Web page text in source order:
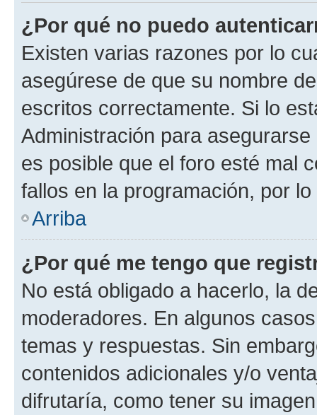
¿Por qué no puedo
Existen varias razones por lo
asegúrese de que su nombre
escritos correctamente. Si lo
Administración para
es posible que el foro esté mal
fallos en la programación, por
Arriba
¿Por qué me tengo que
No está obligado a hacerlo, la
moderadores. En algunos
temas y respuestas. Sin
contenidos adicionales y/o
difrutaría, como tener su